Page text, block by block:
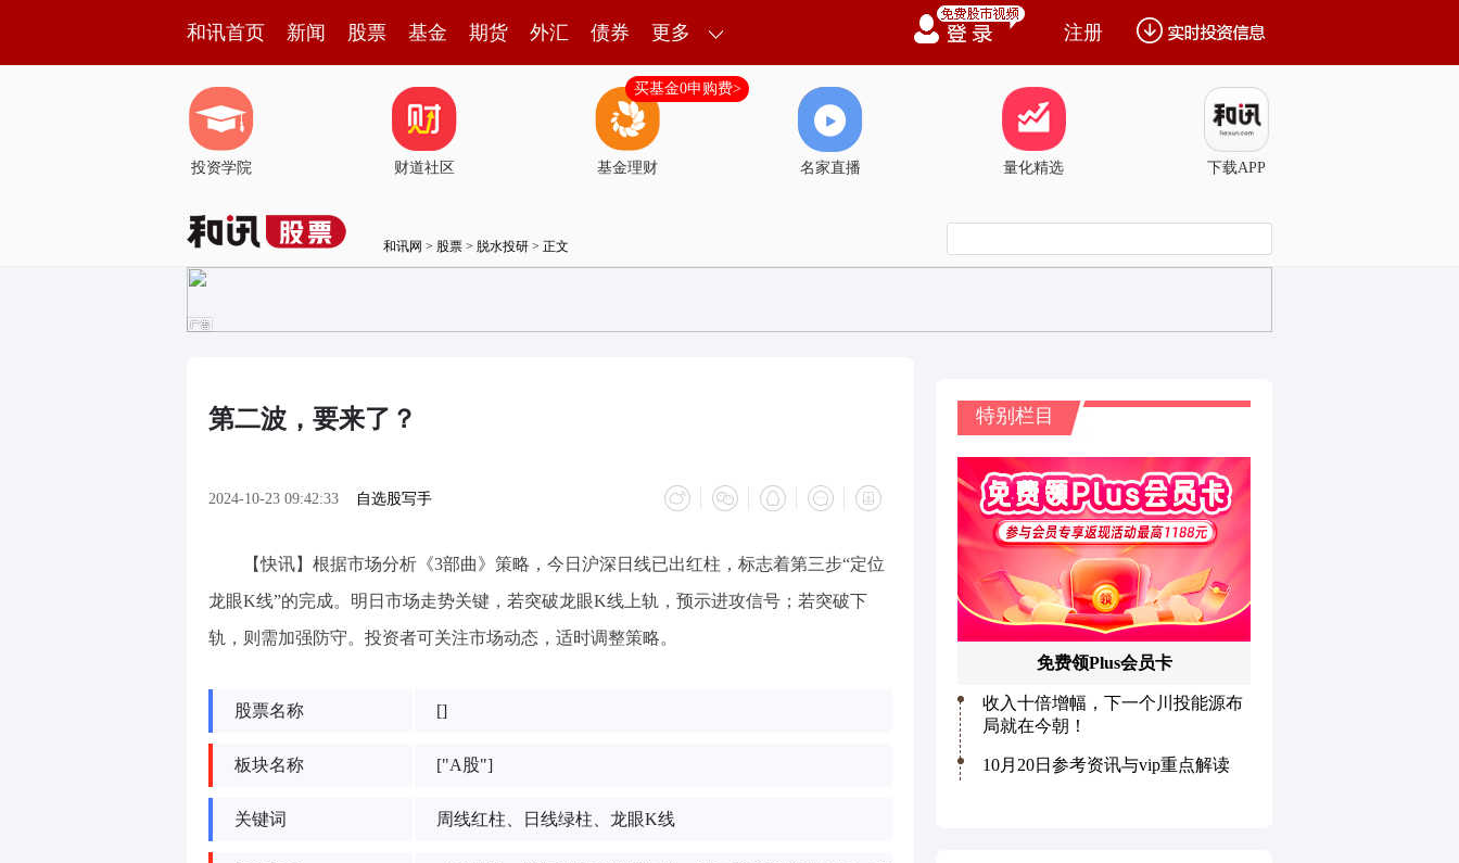
和讯首页 新闻 股票 基金 期货 外汇 债券 更多 注册
投资学院 财道社区 基金理财
买基金0申购费>
名家直播 量化精选 下载APP
和讯网 > 股票 > 脱水投研 > 正文
第二波，要来了？
2024-10-23 09:42:33 自选股写手
【快讯】根据市场分析《3部曲》策略，今日沪深日线已出红柱，标志着第三步“定位
龙眼K线”的完成。明日市场走势关键，若突破龙眼K线上轨，预示进攻信号；若突破下
轨，则需加强防守。投资者可关注市场动态，适时调整策略。
股票名称 []
板块名称 ["A股"]
关键词 周线红柱、日线绿柱、龙眼K线